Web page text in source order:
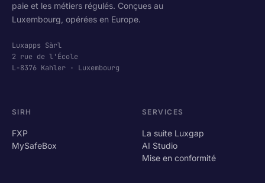
paie et les métiers régulés. Conçues au
Luxembourg, opérées en Europe.
Luxapps Sàrl
2 rue de l'École
L-8376 Kahler · Luxembourg
SIRH
FXP
MySafeBox
SERVICES
La suite Luxgap
AI Studio
Mise en conformité